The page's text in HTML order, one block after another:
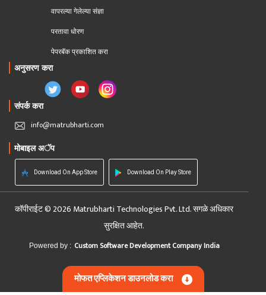
वापरल्या गेलेल्या संज्ञा
परतावा धोरण
पेपरबॅक प्रकाशित करा
अनुसरण करा
संपर्क करा
info@matrubharti.com
मोबाइल अॅप
Download On App Store Download On Play Store
कॉपीराईट © 2026 Matrubharti Technologies Pvt. Ltd. सगळे अधिकार
सुरक्षित आहेत.
Powered by : Custom Software Development Company India
मोफत एप्लिकेशन डाउनलोड करा